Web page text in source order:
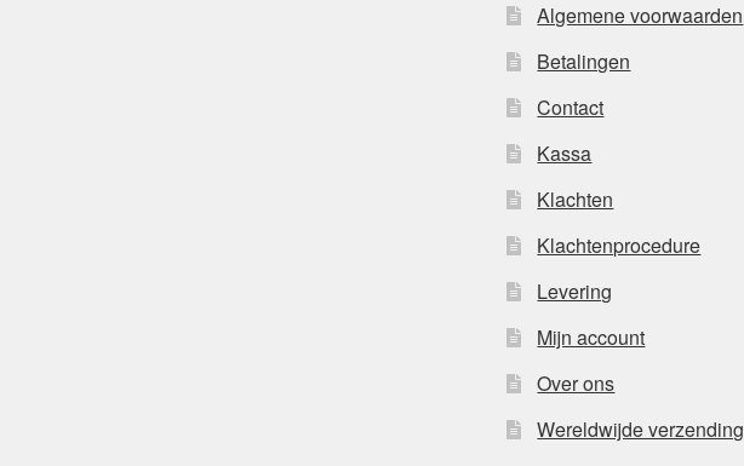
Algemene voorwaarden
Betalingen
Contact
Kassa
Klachten
Klachtenprocedure
Levering
Mijn account
Over ons
Wereldwijde verzending